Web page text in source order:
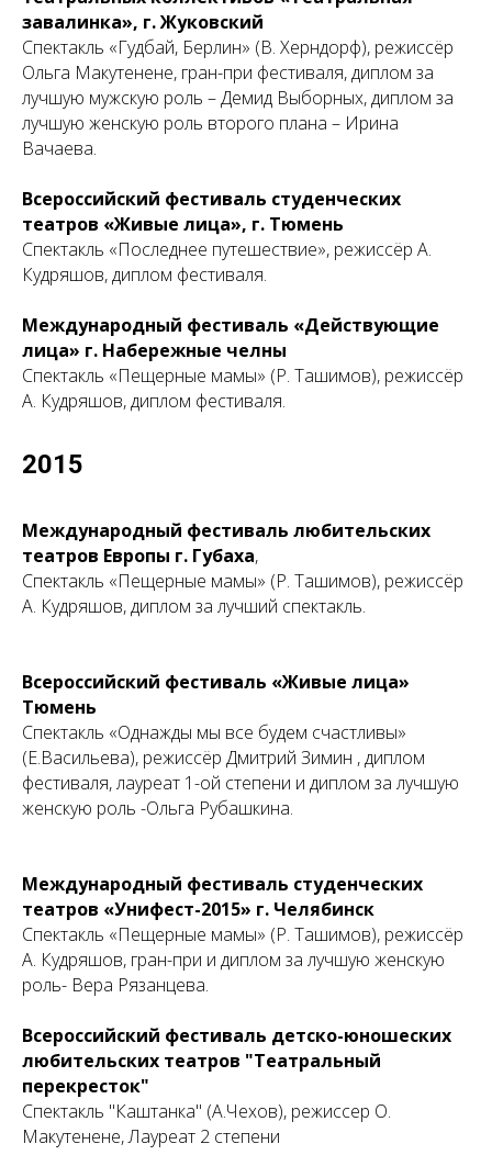
завалинка», г. Жуковский
Спектакль «Гудбай, Берлин» (В. Херндорф), режиссёр
Ольга Макутенене, гран-при фестиваля, диплом за
лучшую мужскую роль – Демид Выборных, диплом за
лучшую женскую роль второго плана – Ирина
Вачаева.
Всероссийский фестиваль студенческих
театров «Живые лица», г. Тюмень
Cпектакль «Последнее путешествие», режиссёр А.
Кудряшов, диплом фестиваля.
Международный фестиваль «Действующие
лица» г. Набережные челны
Спектакль «Пещерные мамы» (Р. Ташимов), режиссёр
А. Кудряшов, диплом фестиваля.
2015
Международный фестиваль любительских
театров Европы г. Губаха,
Спектакль «Пещерные мамы» (Р. Ташимов), режиссёр
А. Кудряшов, диплом за лучший спектакль.
Всероссийский фестиваль «Живые лица»
Тюмень
Спектакль «Однажды мы все будем счастливы»
(Е.Васильева), режиссёр Дмитрий Зимин , диплом
фестиваля, лауреат 1-ой степени и диплом за лучшую
женскую роль -Ольга Рубашкина.
Международный фестиваль студенческих
театров «Унифест-2015» г. Челябинск
Спектакль «Пещерные мамы» (Р. Ташимов), режиссёр
А. Кудряшов, гран-при и диплом за лучшую женскую
роль- Вера Рязанцева.
Всероссийский фестиваль детско-юношеских
любительских театров "Театральный
перекресток"
Спектакль "Каштанка" (А.Чехов), режиссер О.
Макутенене, Лауреат 2 степени